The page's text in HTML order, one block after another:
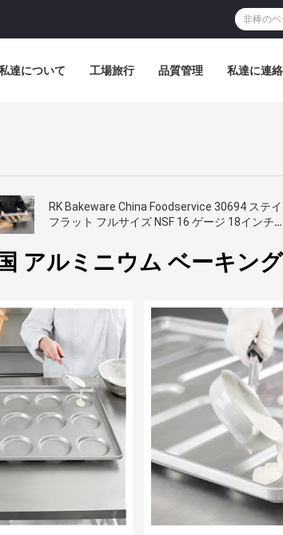
達について 工場旅行 品質管理 私達に連
RK Bakeware China Foodservice 30694 ステイ
フラット フルサイズ NSF 16 ゲージ 18インチ X
キングパン
アルミニウム ベーキン